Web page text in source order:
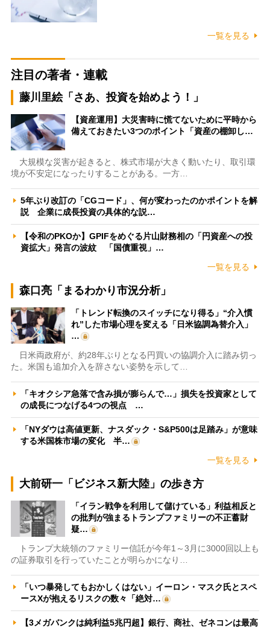
一覧を見る
注目の著者・連載
藤川里絵「さあ、投資を始めよう！」
【資産運用】大災害時に慌てないために平時から
備えておきたい3つのポイント「資産の棚卸し…
大規模な災害が起きると、株式市場が大きく動いたり、取引環
境が不安定になったりすることがある。一方…
5年ぶり改訂の「CGコード」、何が変わったのかポイントを解
説 企業に成長投資の具体的な説…
【令和のPKOか】GPIFをめぐる片山財務相の「円資産への投
資拡大」発言の波紋 「国債重視」…
一覧を見る
森口亮「まるわかり市況分析」
「トレンド転換のスイッチになり得る」“介入慣
れ”した市場心理を変える「日米協調為替介入」
…
日米両政府が、約28年ぶりとなる円買いの協調介入に踏み切っ
た。米国も追加介入を辞さない姿勢を示して…
「キオクシア急落で含み損が膨らんで…」損失を投資家として
の成長につなげる4つの視点 …
「NYダウは高値更新、ナスダック・S&P500は足踏み」が意味
する米国株市場の変化 半…
一覧を見る
大前研一「ビジネス新大陸」の歩き方
「イラン戦争を利用して儲けている」利益相反と
の批判が強まるトランプファミリーの不正蓄財
疑…
トランプ大統領のファミリー信託が今年1～3月に3000回以上も
の証券取引を行っていたことが明らかになり…
「いつ暴発してもおかしくはない」イーロン・マスク氏とスペ
ースXが抱えるリスクの数々「絶対…
【3メガバンクは純利益5兆円超】銀行、商社、ゼネコンは最高